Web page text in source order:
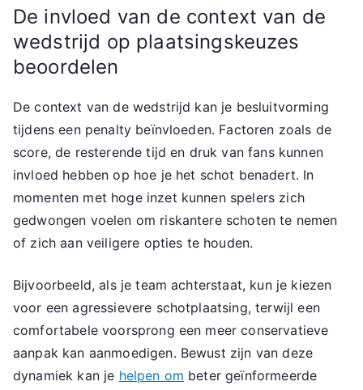
De invloed van de context van de
wedstrijd op plaatsingskeuzes
beoordelen
De context van de wedstrijd kan je besluitvorming
tijdens een penalty beïnvloeden. Factoren zoals de
score, de resterende tijd en druk van fans kunnen
invloed hebben op hoe je het schot benadert. In
momenten met hoge inzet kunnen spelers zich
gedwongen voelen om riskantere schoten te nemen
of zich aan veiligere opties te houden.
Bijvoorbeeld, als je team achterstaat, kun je kiezen
voor een agressievere schotplaatsing, terwijl een
comfortabele voorsprong een meer conservatieve
aanpak kan aanmoedigen. Bewust zijn van deze
dynamiek kan je helpen om beter geïnformeerde